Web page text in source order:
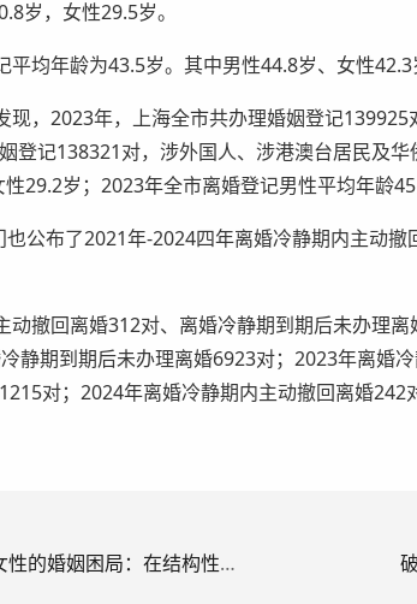
岁，女性29.5岁。
均年龄为43.5岁。其中男性44.8岁、女性42.3
现，2023年，上海全市共办理婚姻登记
登记138321对，涉外国人、涉港澳台居民及
29.2岁；2023年全市离婚登记男性平均年龄45
也公布了2021年-2024四年离婚冷静期内主动
动撤回离婚312对、离婚冷静期到期后未办理
静期到期后未办理离婚6923对；2023年离婚
对；2024年离婚冷静期内主动撤回离婚
婚姻AB面 ｜ 高知女性的婚姻困局：在结构性矛盾中迷失